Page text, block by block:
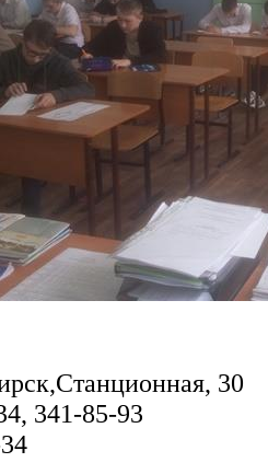
30
341-85-93